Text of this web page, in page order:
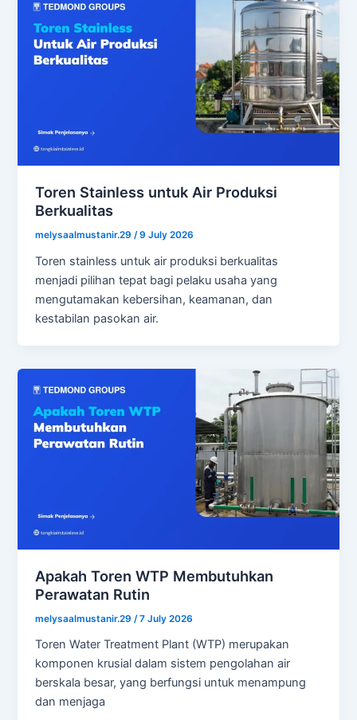
Toren Stainless untuk Air Produksi
Berkualitas
melysaalmustanir.29/9 July 2026
Toren stainless untuk air produksi berkualitas
menjadi pilihan tepat bagi pelaku usaha yang
mengutamakan kebersihan, keamanan, dan
kestabilan pasokan air.
Apakah Toren WTP Membutuhkan
Perawatan Rutin
melysaalmustanir.29 /7 July 2026
Toren Water Treatment Plant (WTP) merupakan
komponen krusial dalam sistem pengolahan air
berskala besar, yang berfungsi untuk menampung
dan menjaga